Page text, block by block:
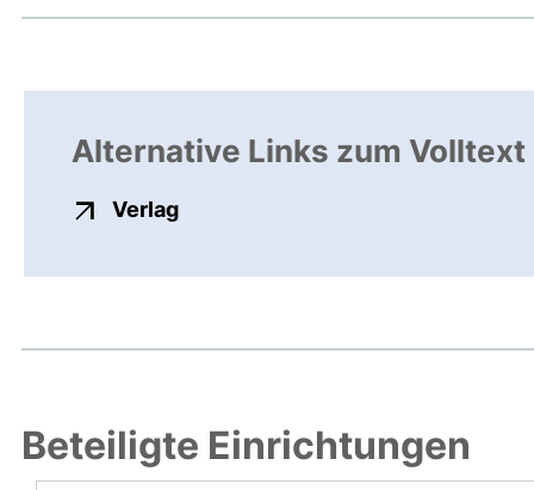
Alternative Links zum Volltext
Verlagexterner Link, öffnet neues
Beteiligte Einrichtungen